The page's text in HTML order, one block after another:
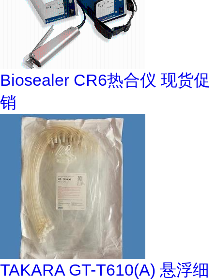
Biosealer CR6热合仪 现货促
销
TAKARA GT-T610(A) 悬浮细